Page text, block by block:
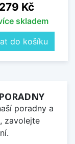
Cena
279 Kč
skladem
do košíku
poradny a
zavolejte